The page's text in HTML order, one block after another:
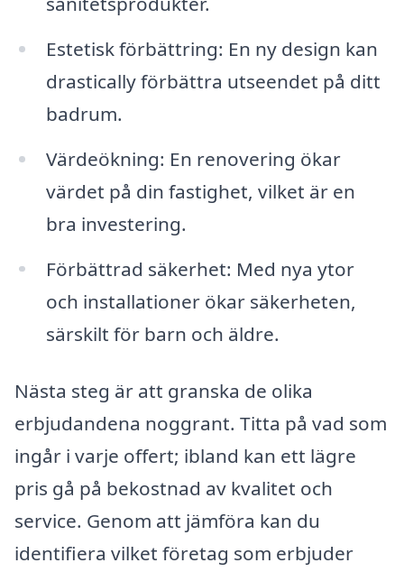
Estetisk förbättring: En ny design kan
drastically förbättra utseendet på ditt
badrum.
Värdeökning: En renovering ökar
värdet på din fastighet, vilket är en
bra investering.
Förbättrad säkerhet: Med nya ytor
och installationer ökar säkerheten,
särskilt för barn och äldre.
Nästa steg är att granska de olika
erbjudandena noggrant. Titta på vad som
ingår i varje offert; ibland kan ett lägre
pris gå på bekostnad av kvalitet och
service. Genom att jämföra kan du
identifiera vilket företag som erbjuder